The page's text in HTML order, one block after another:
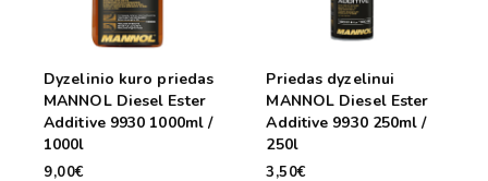
Dyzelinio kuro priedas
MANNOL Diesel Ester
Additive 9930 1000ml /
1000l
9,00€
Priedas dyzelinui
MANNOL Diesel Ester
Additive 9930 250ml /
250l
3,50€